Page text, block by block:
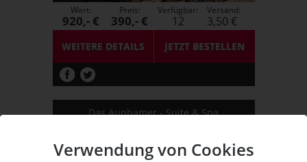
Verwendung von Cookies
WEITERE DETAILS JETZTBESTELLEN
Wert:
920,- €
Preis:
390,- €
Verfügbar:
12
Versand:
3,50 €
Das Aunhamer - Suite & Spa
in einer Suite zum halben Preis!
Adults only!